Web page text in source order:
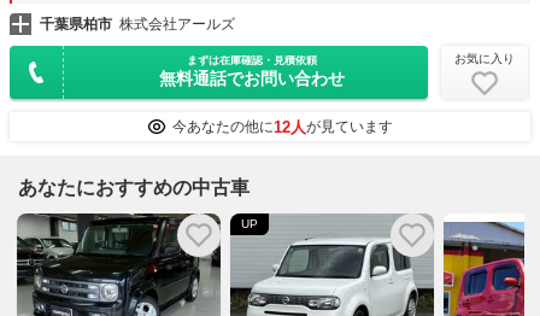
千葉県柏市 株式会社アールズ
まずは在庫確認・見積依頼
無料通話でお問い合わせ
お気に入り
今あなたの他に12人が見ています
あなたにおすすめの中古車
UP